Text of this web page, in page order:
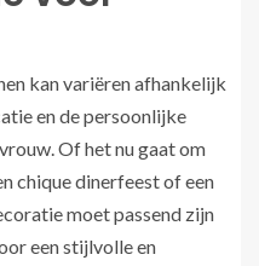
kan variëren afhankelijk
en de persoonlijke
Of het nu gaat om
chique dinerfeest of een
moet passend zijn
een stijlvolle en